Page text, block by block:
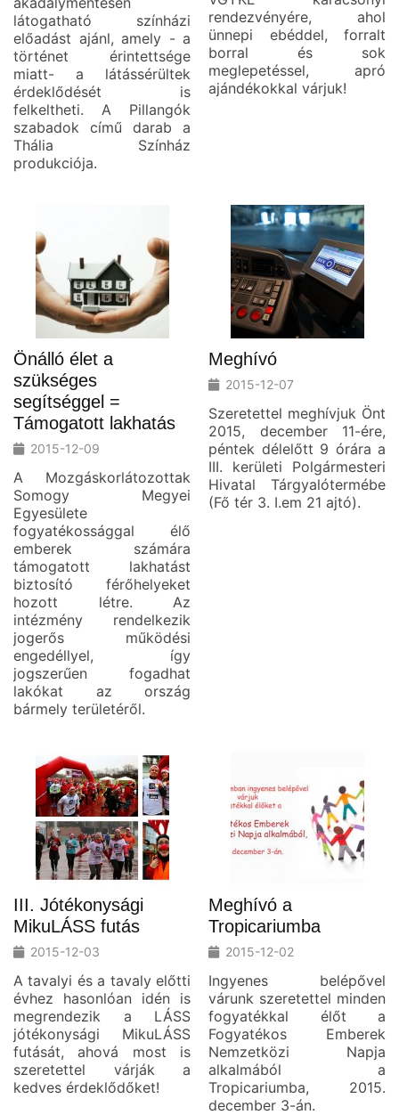
látogatható színházi
előadást ajánl, amely - a
történet érintettsége
miatt- a látássérültek
érdeklődését is
felkeltheti. A Pillangók
szabadok című darab a
Thália Színház
produkciója.
rendezvényére, ahol
ünnepi ebéddel, forralt
borral és sok
meglepetéssel, apró
ajándékokkal várjuk!
Önálló élet a
szükséges
segítséggel =
Támogatott lakhatás
2015-12-09
A Mozgáskorlátozottak
Somogy Megyei
Egyesülete
fogyatékossággal élő
emberek számára
támogatott lakhatást
biztosító férőhelyeket
hozott létre. Az
intézmény rendelkezik
jogerős működési
engedéllyel, így
jogszerűen fogadhat
lakókat az ország
bármely területéről.
Meghívó
2015-12-07
Szeretettel meghívjuk Önt
2015, december 11-ére,
péntek délelőtt 9 órára a
III. kerületi Polgármesteri
Hivatal Tárgyalótermébe
(Fő tér 3. I.em 21 ajtó).
III. Jótékonysági
MikuLÁSS futás
2015-12-03
A tavalyi és a tavaly előtti
évhez hasonlóan idén is
megrendezik a LÁSS
jótékonysági MikuLÁSS
futását, ahová most is
szeretettel várják a
kedves érdeklődőket!
Meghívó a
Tropicariumba
2015-12-02
Ingyenes belépővel
várunk szeretettel minden
fogyatékkal élőt a
Fogyatékos Emberek
Nemzetközi Napja
alkalmából a
Tropicariumba, 2015.
december 3-án.